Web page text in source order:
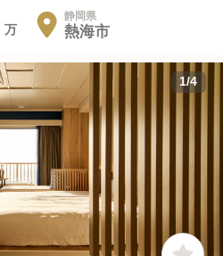
静岡県
熱海市
1/4